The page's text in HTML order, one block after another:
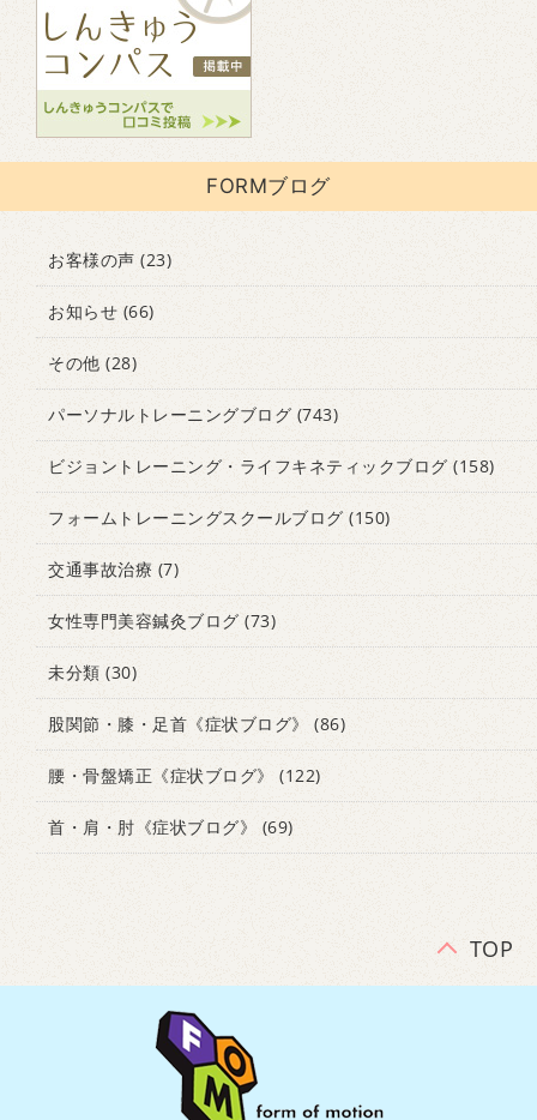
FORMブログ
お客様の声 (23)
お知らせ (66)
その他 (28)
パーソナルトレーニングブログ (743)
ビジョントレーニング・ライフキネティックブログ (158)
フォームトレーニングスクールブログ (150)
交通事故治療 (7)
女性専門美容鍼灸ブログ (73)
未分類 (30)
股関節・膝・足首《症状ブログ》 (86)
腰・骨盤矯正《症状ブログ》 (122)
首・肩・肘《症状ブログ》 (69)
TOP